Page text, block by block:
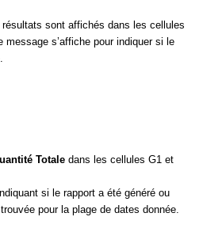
sont affichés dans les cellules
s’affiche pour indiquer si le
Totale dans les cellules G1 et
si le rapport a été généré ou
pour la plage de dates donnée.